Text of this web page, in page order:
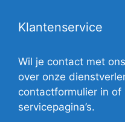
Klantenservice
Wil je contact met
over onze
contactformulier in of
servicepagina’s.